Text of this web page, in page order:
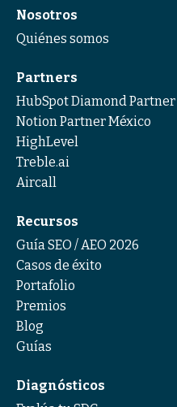
Nosotros
Quiénes somos
Partners
HubSpot Diamond Partner
Notion Partner México
HighLevel
Treble.ai
Aircall
Recursos
Guía SEO / AEO 2026
Casos de éxito
Portafolio
Premios
Blog
Guías
Diagnósticos